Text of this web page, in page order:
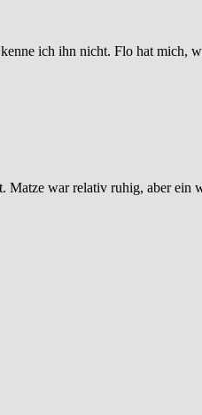
ich ihn nicht. Flo hat mich,
Matze war relativ ruhig, aber ein